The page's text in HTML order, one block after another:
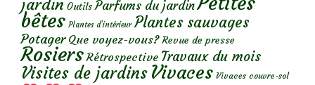
jardin Outils Parfums du jardin
bêtes Plantes d’intérieur Plantes sauvages
Potager Que voyez-vous? Revue de presse
Rosiers Rétrospective Travaux du mois
Visites de jardins Vivaces Vivaces couvre-sol